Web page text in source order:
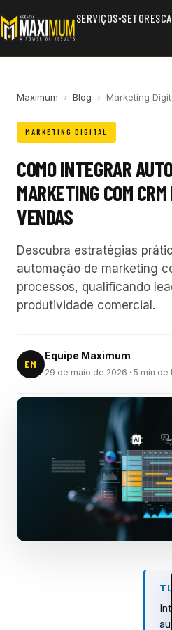
SERVIÇOS▾SETORES
Maximum › Blog › Marketing
MARKETING DIGITAL
COMO INTEGRAR
MARKETING COM
VENDAS
Descubra estratégias
automação de marketing
processos, qualificando
produtividade comercial.
EM
Equipe Maximum
29 de maio de 2026 · 5 min de